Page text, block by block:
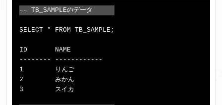
-- TB_SAMPLEのデータ
SELECT * FROM TB_SAMPLE;
ID       NAME
-------- ------------
1        りんご
2        みかん
3        スイカ